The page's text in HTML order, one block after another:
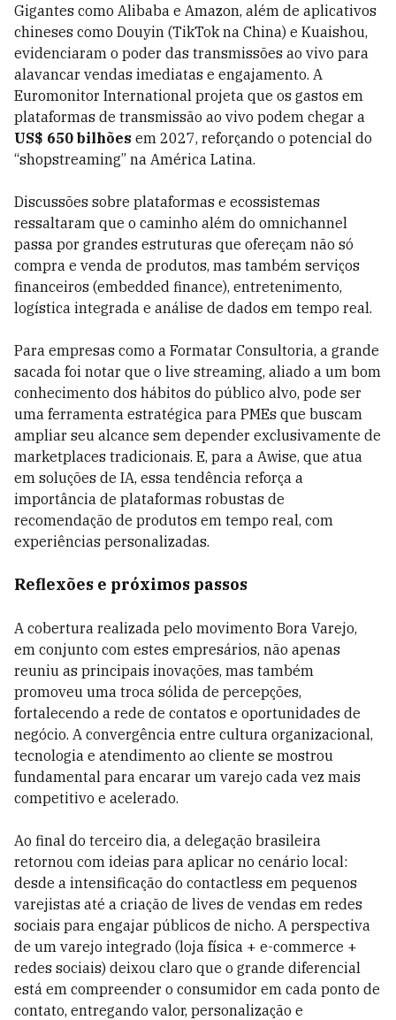
Gigantes como Alibaba e Amazon, além de aplicativos
chineses como Douyin (TikTok na China) e Kuaishou,
evidenciaram o poder das transmissões ao vivo para
alavancar vendas imediatas e engajamento. A
Euromonitor International projeta que os gastos em
plataformas de transmissão ao vivo podem chegar a
US$ 650 bilhões em 2027, reforçando o potencial do
“shopstreaming” na América Latina.
Discussões sobre plataformas e ecossistemas
ressaltaram que o caminho além do omnichannel
passa por grandes estruturas que ofereçam não só
compra e venda de produtos, mas também serviços
financeiros (embedded finance), entretenimento,
logística integrada e análise de dados em tempo real.
Para empresas como a Formatar Consultoria, a grande
sacada foi notar que o live streaming, aliado a um bom
conhecimento dos hábitos do público alvo, pode ser
uma ferramenta estratégica para PMEs que buscam
ampliar seu alcance sem depender exclusivamente de
marketplaces tradicionais. E, para a Awise, que atua
em soluções de IA, essa tendência reforça a
importância de plataformas robustas de
recomendação de produtos em tempo real, com
experiências personalizadas.
Reflexões e próximos passos
A cobertura realizada pelo movimento Bora Varejo,
em conjunto com estes empresários, não apenas
reuniu as principais inovações, mas também
promoveu uma troca sólida de percepções,
fortalecendo a rede de contatos e oportunidades de
negócio. A convergência entre cultura organizacional,
tecnologia e atendimento ao cliente se mostrou
fundamental para encarar um varejo cada vez mais
competitivo e acelerado.
Ao final do terceiro dia, a delegação brasileira
retornou com ideias para aplicar no cenário local:
desde a intensificação do contactless em pequenos
varejistas até a criação de lives de vendas em redes
sociais para engajar públicos de nicho. A perspectiva
de um varejo integrado (loja física + e-commerce +
redes sociais) deixou claro que o grande diferencial
está em compreender o consumidor em cada ponto de
contato, entregando valor, personalização e